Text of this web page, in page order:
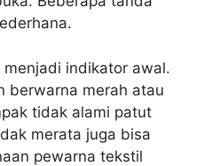
indikator awal.
berwarna merah atau
tidak alami patut
merata juga bisa
pewarna tekstil